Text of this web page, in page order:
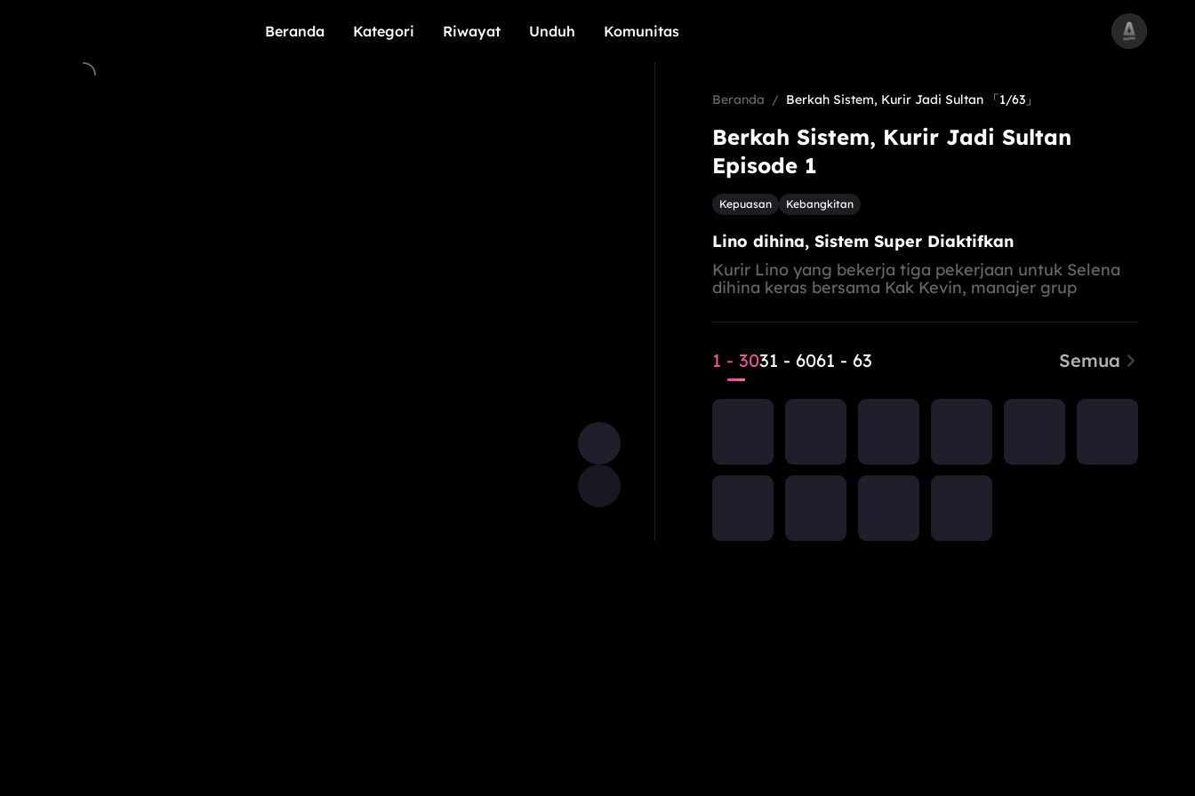
Beranda
Kategori
Riwayat
Unduh
Komunitas
Beranda / Berkah Sistem, Kurir Jadi Sultan 「1/63」
Berkah Sistem, Kurir Jadi Sultan
Episode 1
Kepuasan Kebangkitan
Lino dihina, Sistem Super Diaktifkan
Kurir Lino yang bekerja tiga pekerjaan untuk Selena
dihina keras bersama Kak Kevin, manajer grup
berkuasa, sistem pengembalian super tiba-tiba
1 - 3031 - 6061 - 63 Semua